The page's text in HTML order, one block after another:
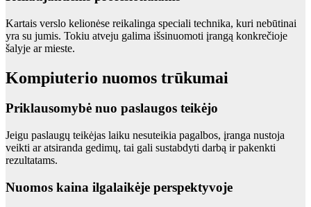
Kartais verslo kelionėse reikalinga speciali technika, kuri nebūtinai
yra su jumis. Tokiu atveju galima išsinuomoti įrangą konkrečioje
šalyje ar mieste.
Kompiuterio nuomos trūkumai
Priklausomybė nuo paslaugos teikėjo
Jeigu paslaugų teikėjas laiku nesuteikia pagalbos, įranga nustoja
veikti ar atsiranda gedimų, tai gali sustabdyti darbą ir pakenkti
rezultatams.
Nuomos kaina ilgalaikėje perspektyvoje